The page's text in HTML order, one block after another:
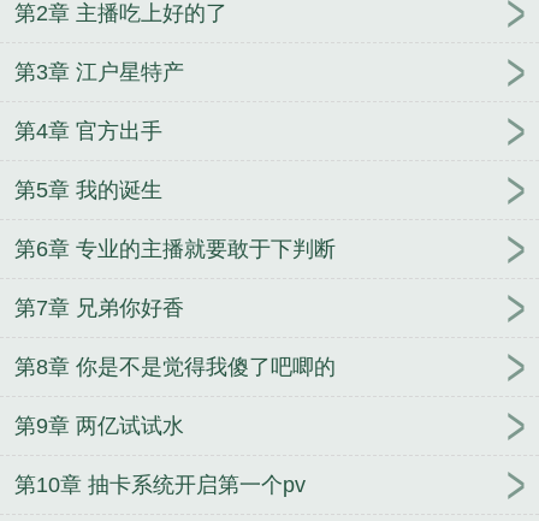
第2章 主播吃上好的了
第3章 江户星特产
第4章 官方出手
第5章 我的诞生
第6章 专业的主播就要敢于下判断
第7章 兄弟你好香
第8章 你是不是觉得我傻了吧唧的
第9章 两亿试试水
第10章 抽卡系统开启第一个pv